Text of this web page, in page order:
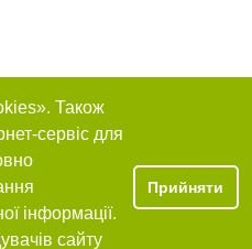
Також
сервіс для
інформації.
сайту
Прийняти